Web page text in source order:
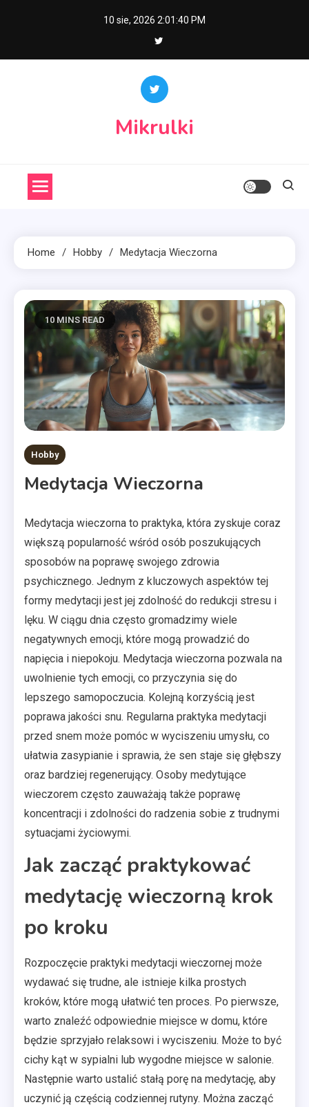
10 sie, 2026 2:01:41 PM
Mikrulki
Home Hobby Medytacja Wieczorna
10 MINS READ
Hobby
Medytacja Wieczorna
Medytacja wieczorna to praktyka, która zyskuje coraz
większą popularność wśród osób poszukujących
sposobów na poprawę swojego zdrowia
psychicznego. Jednym z kluczowych aspektów tej
formy medytacji jest jej zdolność do redukcji stresu i
lęku. W ciągu dnia często gromadzimy wiele
negatywnych emocji, które mogą prowadzić do
napięcia i niepokoju. Medytacja wieczorna pozwala na
uwolnienie tych emocji, co przyczynia się do
lepszego samopoczucia. Kolejną korzyścią jest
poprawa jakości snu. Regularna praktyka medytacji
przed snem może pomóc w wyciszeniu umysłu, co
ułatwia zasypianie i sprawia, że sen staje się głębszy
oraz bardziej regenerujący. Osoby medytujące
wieczorem często zauważają także poprawę
koncentracji i zdolności do radzenia sobie z trudnymi
sytuacjami życiowymi.
Jak zacząć praktykować
medytację wieczorną krok
po kroku
Rozpoczęcie praktyki medytacji wieczornej może
wydawać się trudne, ale istnieje kilka prostych
kroków, które mogą ułatwić ten proces. Po pierwsze,
warto znaleźć odpowiednie miejsce w domu, które
będzie sprzyjało relaksowi i wyciszeniu. Może to być
cichy kąt w sypialni lub wygodne miejsce w salonie.
Następnie warto ustalić stałą porę na medytację, aby
uczynić ją częścią codziennej rutyny. Można zacząć